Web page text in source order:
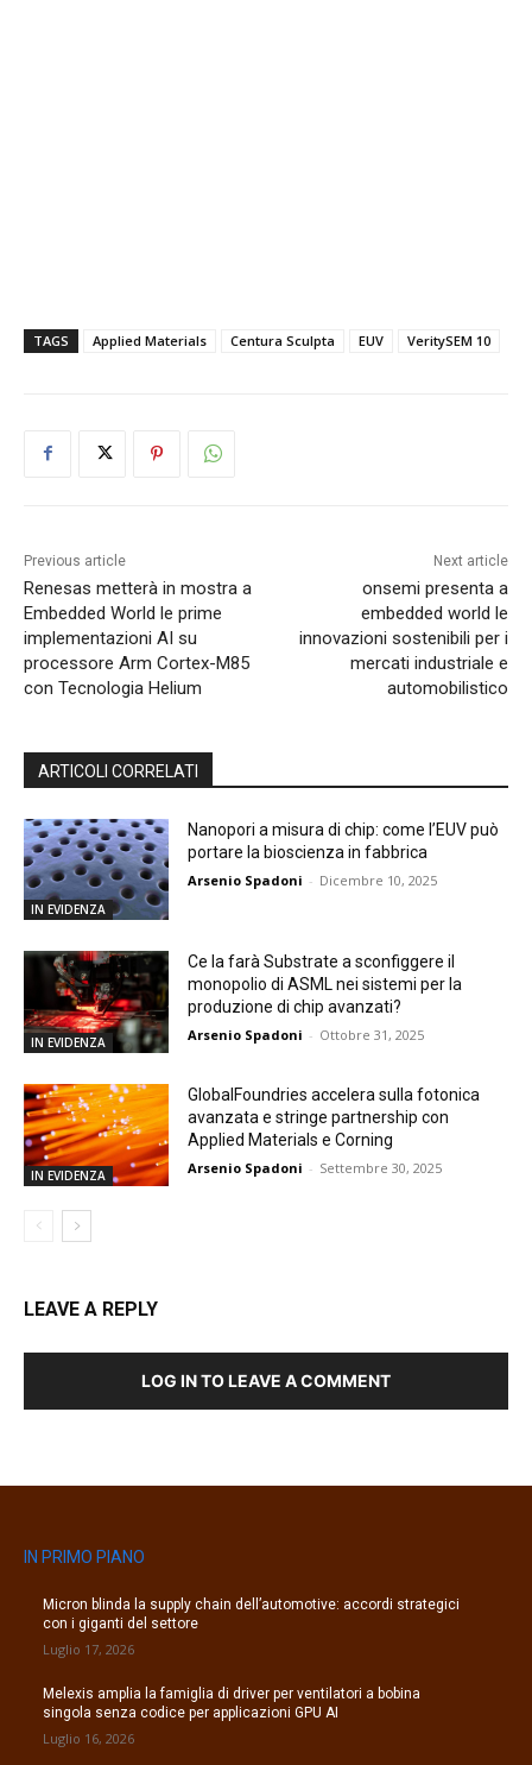
TAGS Applied Materials Centura Sculpta EUV VeritySEM 10
Previous article
Renesas metterà in mostra a
Embedded World le prime
implementazioni AI su
processore Arm Cortex-M85
con Tecnologia Helium
Next article
onsemi presenta a
embedded world le
innovazioni sostenibili per i
mercati industriale e
automobilistico
ARTICOLI CORRELATI
IN EVIDENZA
Nanopori a misura di chip: come l’EUV può
portare la bioscienza in fabbrica
Arsenio Spadoni - Dicembre 10, 2025
IN EVIDENZA
Ce la farà Substrate a sconfiggere il
monopolio di ASML nei sistemi per la
produzione di chip avanzati?
Arsenio Spadoni - Ottobre 31, 2025
IN EVIDENZA
GlobalFoundries accelera sulla fotonica
avanzata e stringe partnership con
Applied Materials e Corning
Arsenio Spadoni - Settembre 30, 2025
LEAVE A REPLY
LOG IN TO LEAVE A COMMENT
IN PRIMO PIANO
Micron blinda la supply chain dell’automotive: accordi strategici
con i giganti del settore
Luglio 17, 2026
Melexis amplia la famiglia di driver per ventilatori a bobina
singola senza codice per applicazioni GPU AI
Luglio 16, 2026